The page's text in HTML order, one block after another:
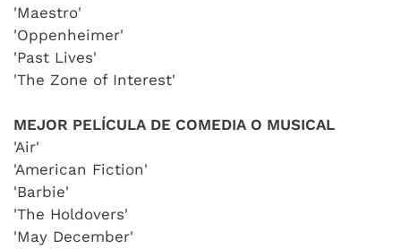
'Maestro'
'Oppenheimer'
'Past Lives'
'The Zone of Interest'
MEJOR PELÍCULA DE COMEDIA O MUSICAL
'Air'
'American Fiction'
'Barbie'
'The Holdovers'
'May December'